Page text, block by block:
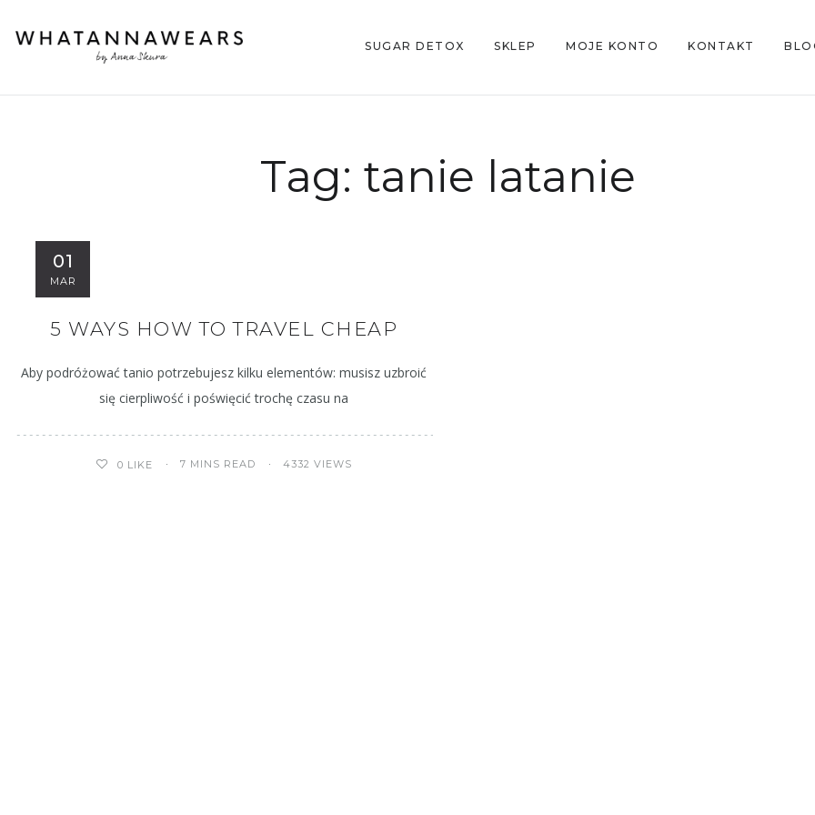
SUGAR DETOX SKLEP MOJE KONTO KONTAKT
Tag: tanie latanie
01
MAR
5 WAYS HOW TO TRAVEL CHEAP
Aby podróżować tanio potrzebujesz kilku elementów: musisz uzbroić
się cierpliwość i poświęcić trochę czasu na
0 LIKE 7 MINS READ 4332 VIEWS